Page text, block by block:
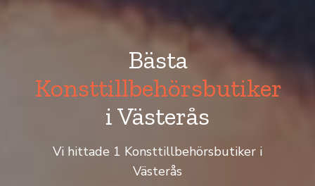
Bästa
Konsttillbehörsbutiker
i Västerås
Vi hittade 1 Konsttillbehörsbutiker i
Västerås